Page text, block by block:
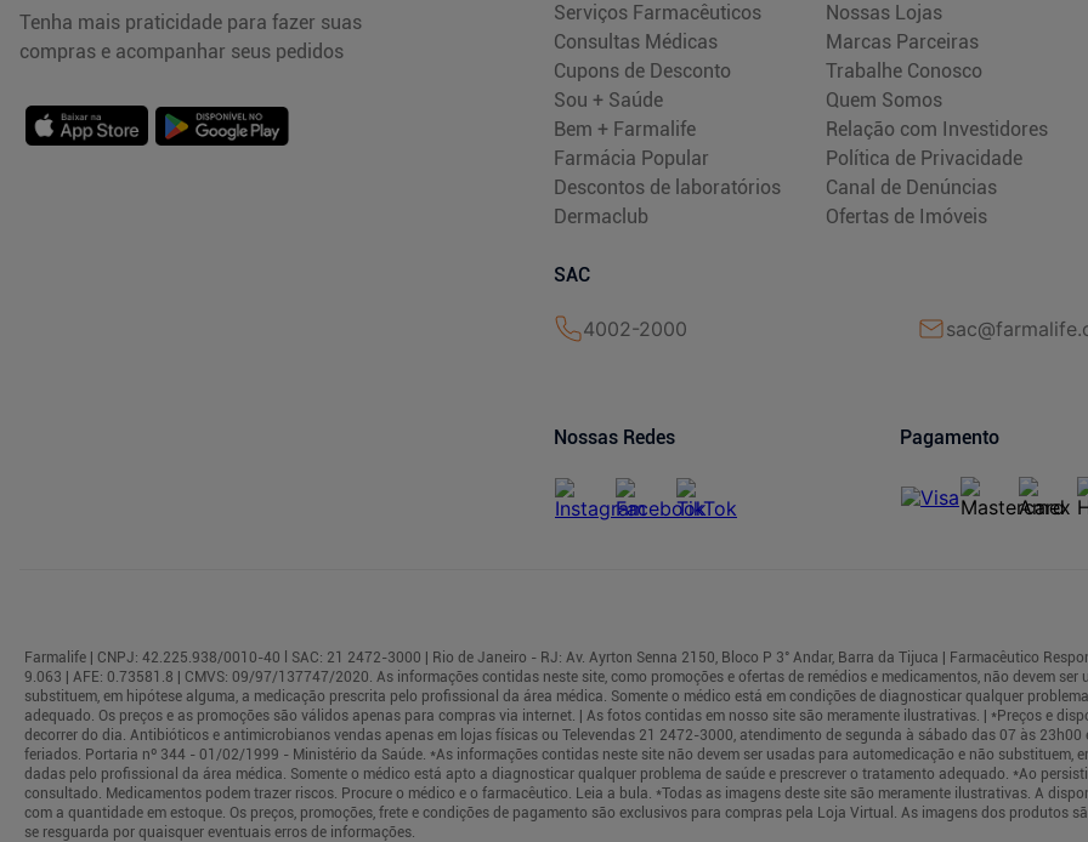
Tenha mais praticidade para fazer suas
compras e acompanhar seus pedidos
Serviços Farmacêuticos
Consultas Médicas
Cupons de Desconto
Sou + Saúde
Bem + Farmalife
Farmácia Popular
Descontos de laboratórios
Dermaclub
Nossas Lojas
Marcas Parceiras
Trabalhe Conosco
Quem Somos
Relação com Investidores
Política de Privacidade
Canal de Denúncias
Ofertas de Imóveis
SAC
4002-2000
Nossas Redes Pagamento
Farmalife | CNPJ: 42.225.938/0010-40 l SAC: 21 2472-3000 | Rio de Janeiro - RJ: Av. Ayrton Senna 2150, Bloco P 3° Andar, Barra da Tijuca | Farmacêutico
9.063 | AFE: 0.73581.8 | CMVS: 09/97/137747/2020. As informações contidas neste site, como promoções e ofertas de remédios e medicamentos, não devem
substituem, em hipótese alguma, a medicação prescrita pelo profissional da área médica. Somente o médico está em condições de diagnosticar qualquer
adequado. Os preços e as promoções são válidos apenas para compras via internet. | As fotos contidas em nosso site são meramente ilustrativas. | *Preços e
decorrer do dia. Antibióticos e antimicrobianos vendas apenas em lojas físicas ou Televendas 21 2472-3000, atendimento de segunda à sábado das 07 às 23h00
feriados. Portaria nº 344 - 01/02/1999 - Ministério da Saúde. *As informações contidas neste site não devem ser usadas para automedicação e não substituem,
dadas pelo profissional da área médica. Somente o médico está apto a diagnosticar qualquer problema de saúde e prescrever o tratamento adequado. *Ao
consultado. Medicamentos podem trazer riscos. Procure o médico e o farmacêutico. Leia a bula. *Todas as imagens deste site são meramente ilustrativas. A
com a quantidade em estoque. Os preços, promoções, frete e condições de pagamento são exclusivos para compras pela Loja Virtual. As imagens dos produtos
se resguarda por quaisquer eventuais erros de informações.